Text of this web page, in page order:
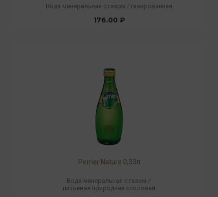
Вода минеральная с газом / газированная
176.00 ₽
Perrier Nature 0,33л
Вода минеральная с газом /
питьевая природная столовая